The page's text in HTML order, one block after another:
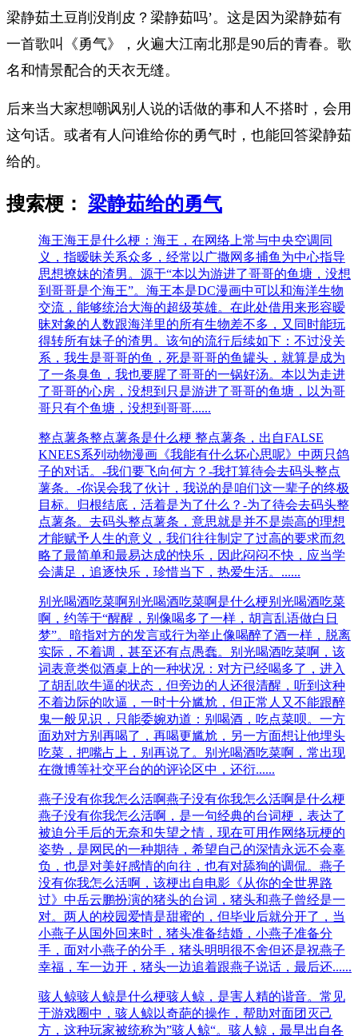
梁静茹土豆削没削皮？梁静茹吗’。这是因为梁静茹有
一首歌叫《勇气》，火遍大江南北那是90后的青春。歌
名和情景配合的天衣无缝。
后来当大家想嘲讽别人说的话做的事和人不搭时，会用
这句话。或者有人问谁给你的勇气时，也能回答梁静茹
给的。
搜索梗： 梁静茹给的勇气
海王海王是什么梗：海王，在网络上常与中央空调同
义，指暧昧关系众多，经常以广撒网多捕鱼为中心指导
思想撩妹的渣男。源于“本以为游进了哥哥的鱼塘，没想
到哥哥是个海王”。海王本是DC漫画中可以和海洋生物
交流，能够统治大海的超级英雄。在此处借用来形容暧
昧对象的人数跟海洋里的所有生物差不多，又同时能玩
得转所有妹子的渣男。该句的流行后续如下：不过没关
系，我生是哥哥的鱼，死是哥哥的鱼罐头，就算是成为
了一条臭鱼，我也要腥了哥哥的一锅好汤。本以为走进
了哥哥的心房，没想到只是游进了哥哥的鱼塘，以为哥
哥只有个鱼塘，没想到哥哥......
整点薯条整点薯条是什么梗 整点薯条，出自FALSE
KNEES系列动物漫画《我能有什么坏心思呢》中两只鸽
子的对话。-我们要飞向何方？​-我打算待会去码头整点
薯条。-你误会我了伙计，我说的是咱们这一辈子的终极
目标。归根结底，活着是为了什么？-为了待会去码头整
点薯条。去码头整点薯条，意思就是并不是崇高的理想
才能赋予人生的意义，我们往往制定了过高的要求而忽
略了最简单和最易达成的快乐，因此闷闷不快，应当学
会满足，追逐快乐，珍惜当下，热爱生活。......
别光喝酒吃菜啊别光喝酒吃菜啊是什么梗别光喝酒吃菜
啊，约等于“醒醒，别像喝多了一样，胡言乱语做白日
梦”。暗指对方的发言或行为举止像喝醉了酒一样，脱离
实际，不着调，甚至还有点愚蠢。别光喝酒吃菜啊，该
词表意类似酒桌上的一种状况：对方已经喝多了，进入
了胡乱吹牛逼的状态，但旁边的人还很清醒，听到这种
不着边际的吹逼，一时十分尴尬，但正常人又不能跟醉
鬼一般见识，只能委婉劝道：别喝酒，吃点菜呗。一方
面劝对方别再喝了，再喝更尴尬，另一方面想让他埋头
吃菜，把嘴占上，别再说了。别光喝酒吃菜啊，常出现
在微博等社交平台的的评论区中，还衍......
燕子没有你我怎么活啊燕子没有你我怎么活啊是什么梗
燕子没有你我怎么活啊，是一句经典的台词梗，表达了
被迫分手后的无奈和失望之情，现在可用作网络玩梗的
姿势，是网民的一种期待，希望自己的深情永远不会辜
负，也是对美好感情的向往，也有对舔狗的调侃。燕子
没有你我怎么活啊，该梗出自电影《从你的全世界路
过》中岳云鹏扮演的猪头的台词，猪头和燕子曾经是一
对。两人的校园爱情是甜蜜的，但毕业后就分开了，当
小燕子从国外回来时，猪头准备结婚，小燕子准备分
手，面对小燕子的分手，猪头明明很不舍但还是祝燕子
幸福，车一边开，猪头一边追着跟燕子说话，最后还......
骇人鲸骇人鲸是什么梗骇人鲸，是害人精的谐音。常见
于游戏圈中，骇人鲸以奇葩的操作，帮助对面团灭己
方，这种玩家被统称为”骇人鲸“。骇人鲸，最早出自各